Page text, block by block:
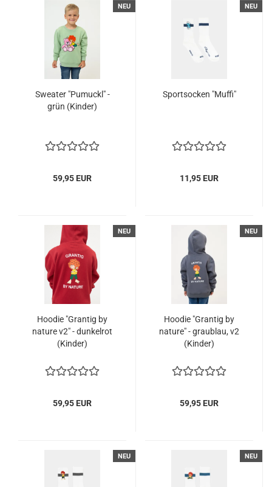
NEU
Sweater "Pumuckl" -
grün (Kinder)
59,95 EUR
NEU
Sportsocken "Muffi"
11,95 EUR
NEU
Hoodie "Grantig by
nature v2" - dunkelrot
(Kinder)
59,95 EUR
NEU
Hoodie "Grantig by
nature" - graublau, v2
(Kinder)
59,95 EUR
NEU NEU